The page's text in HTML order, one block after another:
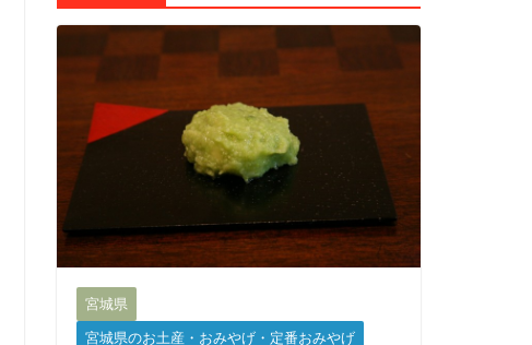
宮城県
宮城県のお土産・おみやげ・定番おみやげ